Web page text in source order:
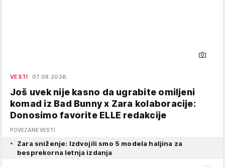
VESTI 07.08.2026.
Još uvek nije kasno da ugrabite omiljeni
komad iz Bad Bunny x Zara kolaboracije:
Donosimo favorite ELLE redakcije
POVEZANE VESTI
Zara sniženje: Izdvojili smo 5 modela haljina za
besprekorna letnja izdanja